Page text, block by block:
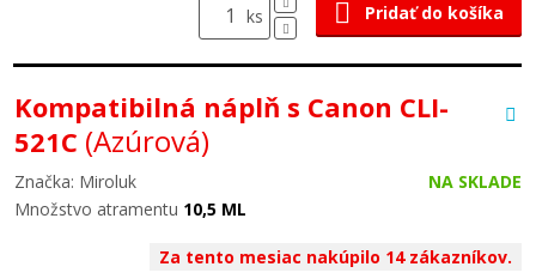
ks Pridať do košíka
Kompatibilná náplň s Canon CLI-
521C (Azúrová)
Značka: Miroluk
NA SKLADE
Množstvo atramentu 10,5 ML
Za tento mesiac nakúpilo 14 zákazníkov.